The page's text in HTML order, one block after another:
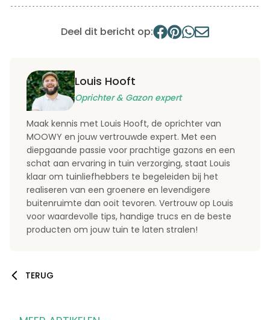
Deel dit bericht op:
Louis Hooft
Oprichter & Gazon expert
Maak kennis met Louis Hooft, de oprichter van
MOOWY en jouw vertrouwde expert. Met een
diepgaande passie voor prachtige gazons en een
schat aan ervaring in tuin verzorging, staat Louis
klaar om tuinliefhebbers te begeleiden bij het
realiseren van een groenere en levendigere
buitenruimte dan ooit tevoren. Vertrouw op Louis
voor waardevolle tips, handige trucs en de beste
producten om jouw tuin te laten stralen!
TERUG